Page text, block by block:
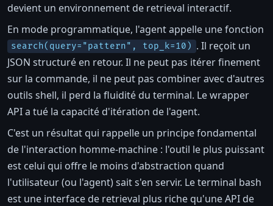
devient un environnement de retrieval interactif.
En mode programmatique, l'agent appelle une fonction
search(query="pattern", top_k=10) . Il reçoit un
JSON structuré en retour. Il ne peut pas itérer finement
sur la commande, il ne peut pas combiner avec d'autres
outils shell, il perd la fluidité du terminal. Le wrapper
API a tué la capacité d'itération de l'agent.
C'est un résultat qui rappelle un principe fondamental
de l'interaction homme-machine : l'outil le plus puissant
est celui qui offre le moins d'abstraction quand
l'utilisateur (ou l'agent) sait s'en servir. Le terminal bash
est une interface de retrieval plus riche qu'une API de